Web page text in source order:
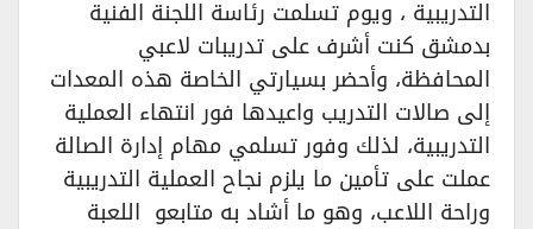
التدريبية ، ويوم تسلمت رئاسة اللجنة الفنية
بدمشق كنت أشرف على تدريبات لاعبي
المحافظة، وأحضر بسيارتي الخاصة هذه المعدات
إلى صالات التدريب واعيدها فور انتهاء العملية
التدريبية، لذلك وفور تسلمي مهام إدارة الصالة
عملت على تأمين ما يلزم نجاح العملية التدريبية
وراحة اللاعب، وهو ما أشاد به متابعو اللعبة